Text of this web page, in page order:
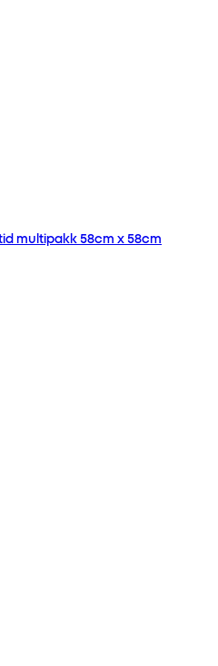
multipakk 58cm x 58cm